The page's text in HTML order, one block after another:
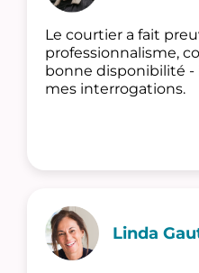
Le courtier a fait
professionnalisme,
bonne disponibilité -
mes interrogations.
Linda